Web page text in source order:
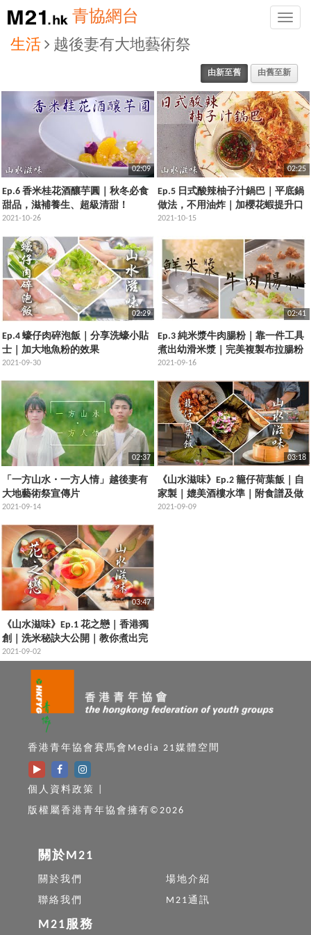
Toggle
青協網台
生活 越後妻有大地藝術祭
由新至舊 由舊至新
02:09
Ep.6 香米桂花酒釀芋圓｜秋冬必食
甜品，滋補養生、超級清甜！
2021-10-26
02:25
Ep.5 日式酸辣柚子汁鍋巴｜平底鍋
做法，不用油炸｜加櫻花蝦提升口
感同香味
2021-10-15
02:29
Ep.4 蠔仔肉碎泡飯｜分享洗蠔小貼
士｜加大地魚粉的效果
2021-09-30
02:41
Ep.3 純米漿牛肉腸粉｜靠一件工具
煮出幼滑米漿｜完美複製布拉腸粉
效果｜經典酒樓點心
2021-09-16
02:37
「一方山水・一方人情」越後妻有
大地藝術祭宣傳片
2021-09-14
03:18
《山水滋味》Ep.2 籠仔荷葉飯｜自
家製｜媲美酒樓水準｜附食譜及做
法
2021-09-09
03:47
《山水滋味》Ep.1 花之戀｜香港獨
創｜洗米秘訣大公開｜教你煮出完
美壽司飯
2021-09-02
香港青年協會賽馬會Media 21媒體空間
個人資料政策
版權屬香港青年協會擁有©2026
關於M21
關於我們
場地介紹
聯絡我們
M21通訊
M21服務